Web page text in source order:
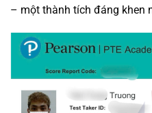
– một thành tích đáng khen